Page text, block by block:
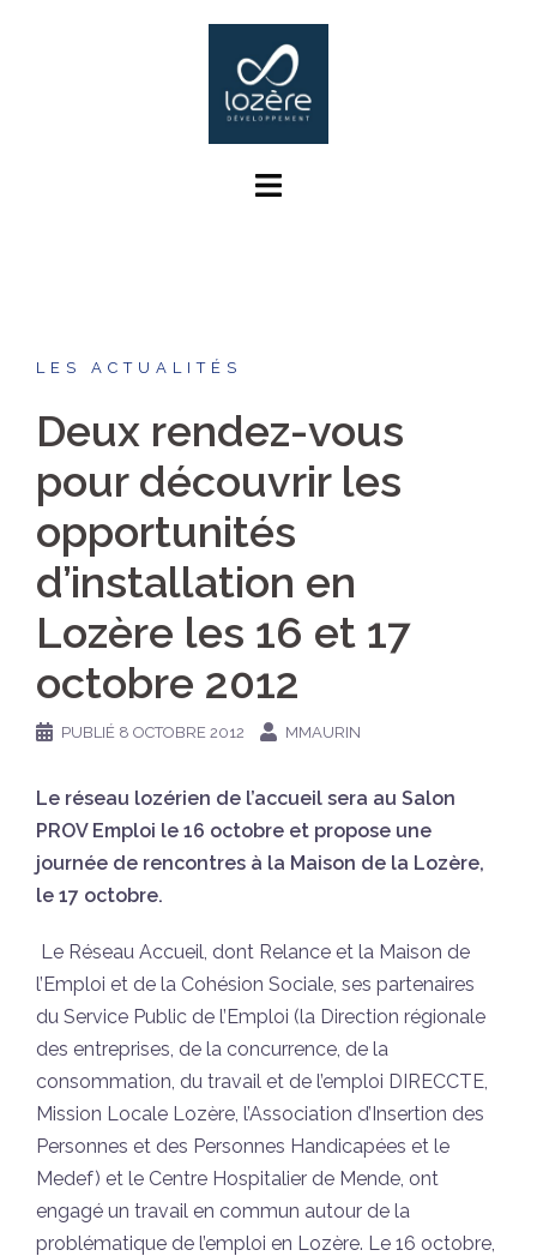
LES ACTUALITÉS
Deux rendez-vous
pour découvrir les
opportunités
d’installation en
Lozère les 16 et 17
octobre 2012
PUBLIÉ 8 OCTOBRE 2012 MMAURIN
Le réseau lozérien de l’accueil sera au Salon
PROV Emploi le 16 octobre et propose une
journée de rencontres à la Maison de la Lozère,
le 17 octobre.
Le Réseau Accueil, dont Relance et la Maison de
l’Emploi et de la Cohésion Sociale, ses partenaires
du Service Public de l’Emploi (la Direction régionale
des entreprises, de la concurrence, de la
consommation, du travail et de l’emploi DIRECCTE,
Mission Locale Lozère, l’Association d’Insertion des
Personnes et des Personnes Handicapées et le
Medef) et le Centre Hospitalier de Mende, ont
engagé un travail en commun autour de la
problématique de l’emploi en Lozère. Le 16 octobre,